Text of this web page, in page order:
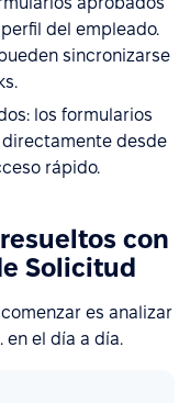
del empleado.
sincronizarse
los formularios
desde
rápido.
con
Solicitud
es analizar
en el día a día.